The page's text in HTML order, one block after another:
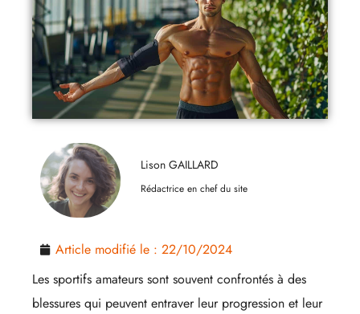
Lison GAILLARD
Rédactrice en chef du site
Article modifié le : 22/10/2024
Les sportifs amateurs sont souvent confrontés à des
blessures qui peuvent entraver leur progression et leur